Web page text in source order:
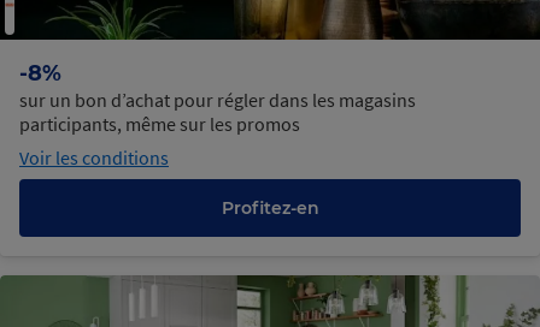
-8%
sur un bon d’achat pour régler dans les magasins
participants, même sur les promos
Voir les conditions
Profitez-en